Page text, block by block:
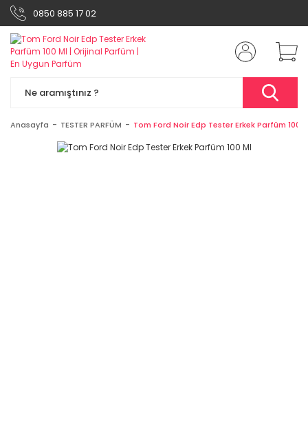
0850 885 17 02
Anasayfa TESTER PARFÜM Tom Ford Noir Edp Tester Erkek Parfüm 100